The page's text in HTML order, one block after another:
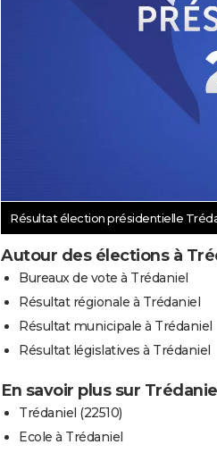
Résultat élection présidentielle
Autour des élections à
Bureaux de vote à Trédaniel
Résultat régionale à Trédaniel
Résultat municipale à Trédaniel
Résultat législatives à Trédaniel
En savoir plus sur
Trédaniel (22510)
Ecole à Trédaniel